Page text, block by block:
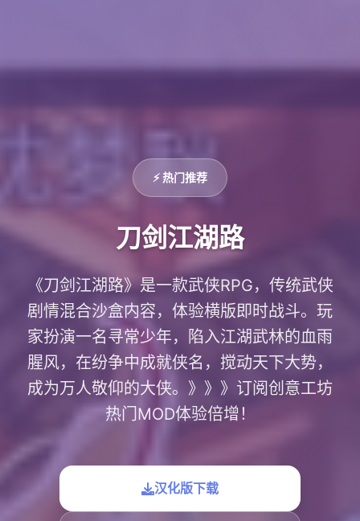
⚡ 热门推荐
刀剑江湖路
《刀剑江湖路》是一款武侠RPG，传统武侠
剧情混合沙盒内容，体验横版即时战斗。玩
家扮演一名寻常少年，陷入江湖武林的血雨
腥风，在纷争中成就侠名，搅动天下大势，
成为万人敬仰的大侠。》》》订阅创意工坊
热门MOD体验倍增！
汉化版下载